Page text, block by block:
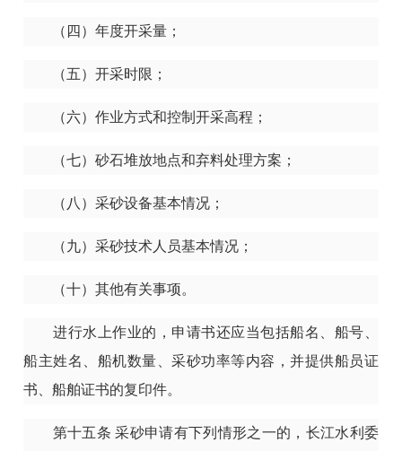
（四）年度开采量；
（五）开采时限；
（六）作业方式和控制开采高程；
（七）砂石堆放地点和弃料处理方案；
（八）采砂设备基本情况；
（九）采砂技术人员基本情况；
（十）其他有关事项。
进行水上作业的，申请书还应当包括船名、船号、
船主姓名、船机数量、采砂功率等内容，并提供船员证
书、船舶证书的复印件。
第十五条 采砂申请有下列情形之一的，长江水利委